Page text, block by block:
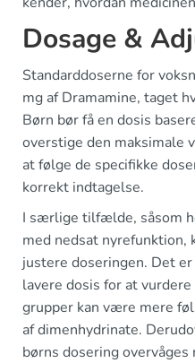
Dosage &
Standarddoserne for
mg af Dramamine, taget
Børn bør få en dosis
overstige den maksimale
at følge de specifikke
korrekt indtagelse.
I særlige tilfælde, såsom
med nedsat
justere doseringen. Det
lavere dosis for at
grupper kan være mere
af dimenhydrinate.
børns dosering overvåges